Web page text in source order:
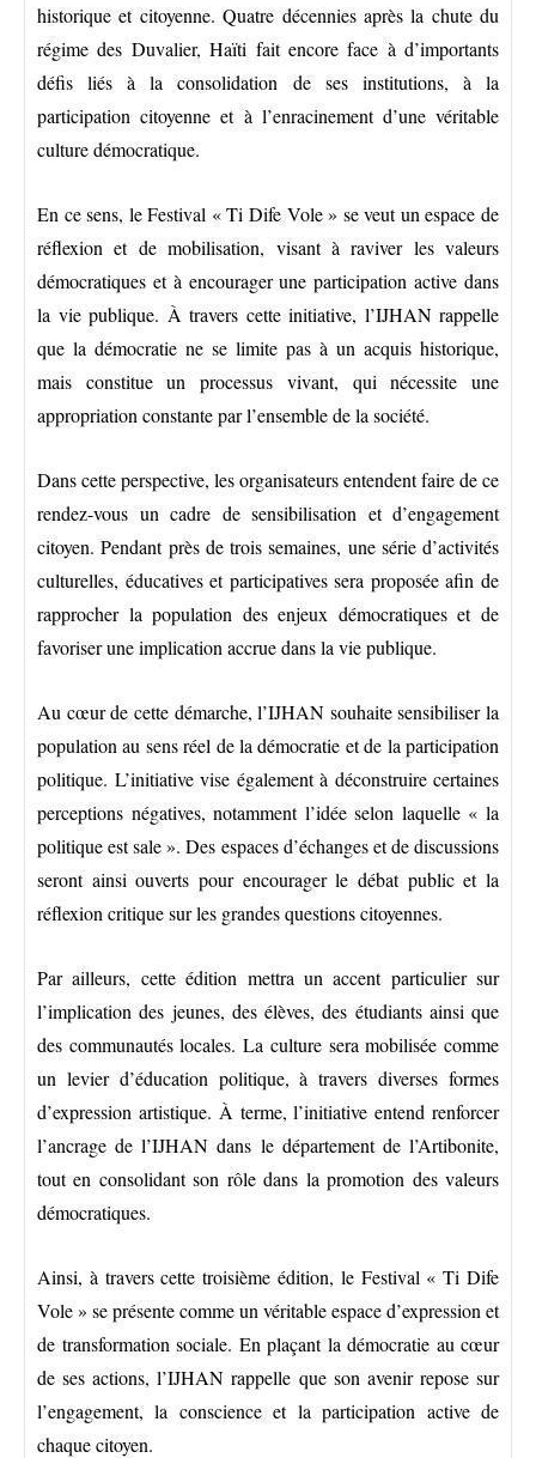
historique et citoyenne. Quatre décennies après la chute du
régime des Duvalier, Haïti fait encore face à d’importants
défis liés à la consolidation de ses institutions, à la
participation citoyenne et à l’enracinement d’une véritable
culture démocratique.
En ce sens, le Festival « Ti Dife Vole » se veut un espace de
réflexion et de mobilisation, visant à raviver les valeurs
démocratiques et à encourager une participation active dans
la vie publique. À travers cette initiative, l’IJHAN rappelle
que la démocratie ne se limite pas à un acquis historique,
mais constitue un processus vivant, qui nécessite une
appropriation constante par l’ensemble de la société.
Dans cette perspective, les organisateurs entendent faire de ce
rendez-vous un cadre de sensibilisation et d’engagement
citoyen. Pendant près de trois semaines, une série d’activités
culturelles, éducatives et participatives sera proposée afin de
rapprocher la population des enjeux démocratiques et de
favoriser une implication accrue dans la vie publique.
Au cœur de cette démarche, l’IJHAN souhaite sensibiliser la
population au sens réel de la démocratie et de la participation
politique. L’initiative vise également à déconstruire certaines
perceptions négatives, notamment l’idée selon laquelle « la
politique est sale ». Des espaces d’échanges et de discussions
seront ainsi ouverts pour encourager le débat public et la
réflexion critique sur les grandes questions citoyennes.
Par ailleurs, cette édition mettra un accent particulier sur
l’implication des jeunes, des élèves, des étudiants ainsi que
des communautés locales. La culture sera mobilisée comme
un levier d’éducation politique, à travers diverses formes
d’expression artistique. À terme, l’initiative entend renforcer
l’ancrage de l’IJHAN dans le département de l’Artibonite,
tout en consolidant son rôle dans la promotion des valeurs
démocratiques.
Ainsi, à travers cette troisième édition, le Festival « Ti Dife
Vole » se présente comme un véritable espace d’expression et
de transformation sociale. En plaçant la démocratie au cœur
de ses actions, l’IJHAN rappelle que son avenir repose sur
l’engagement, la conscience et la participation active de
chaque citoyen.